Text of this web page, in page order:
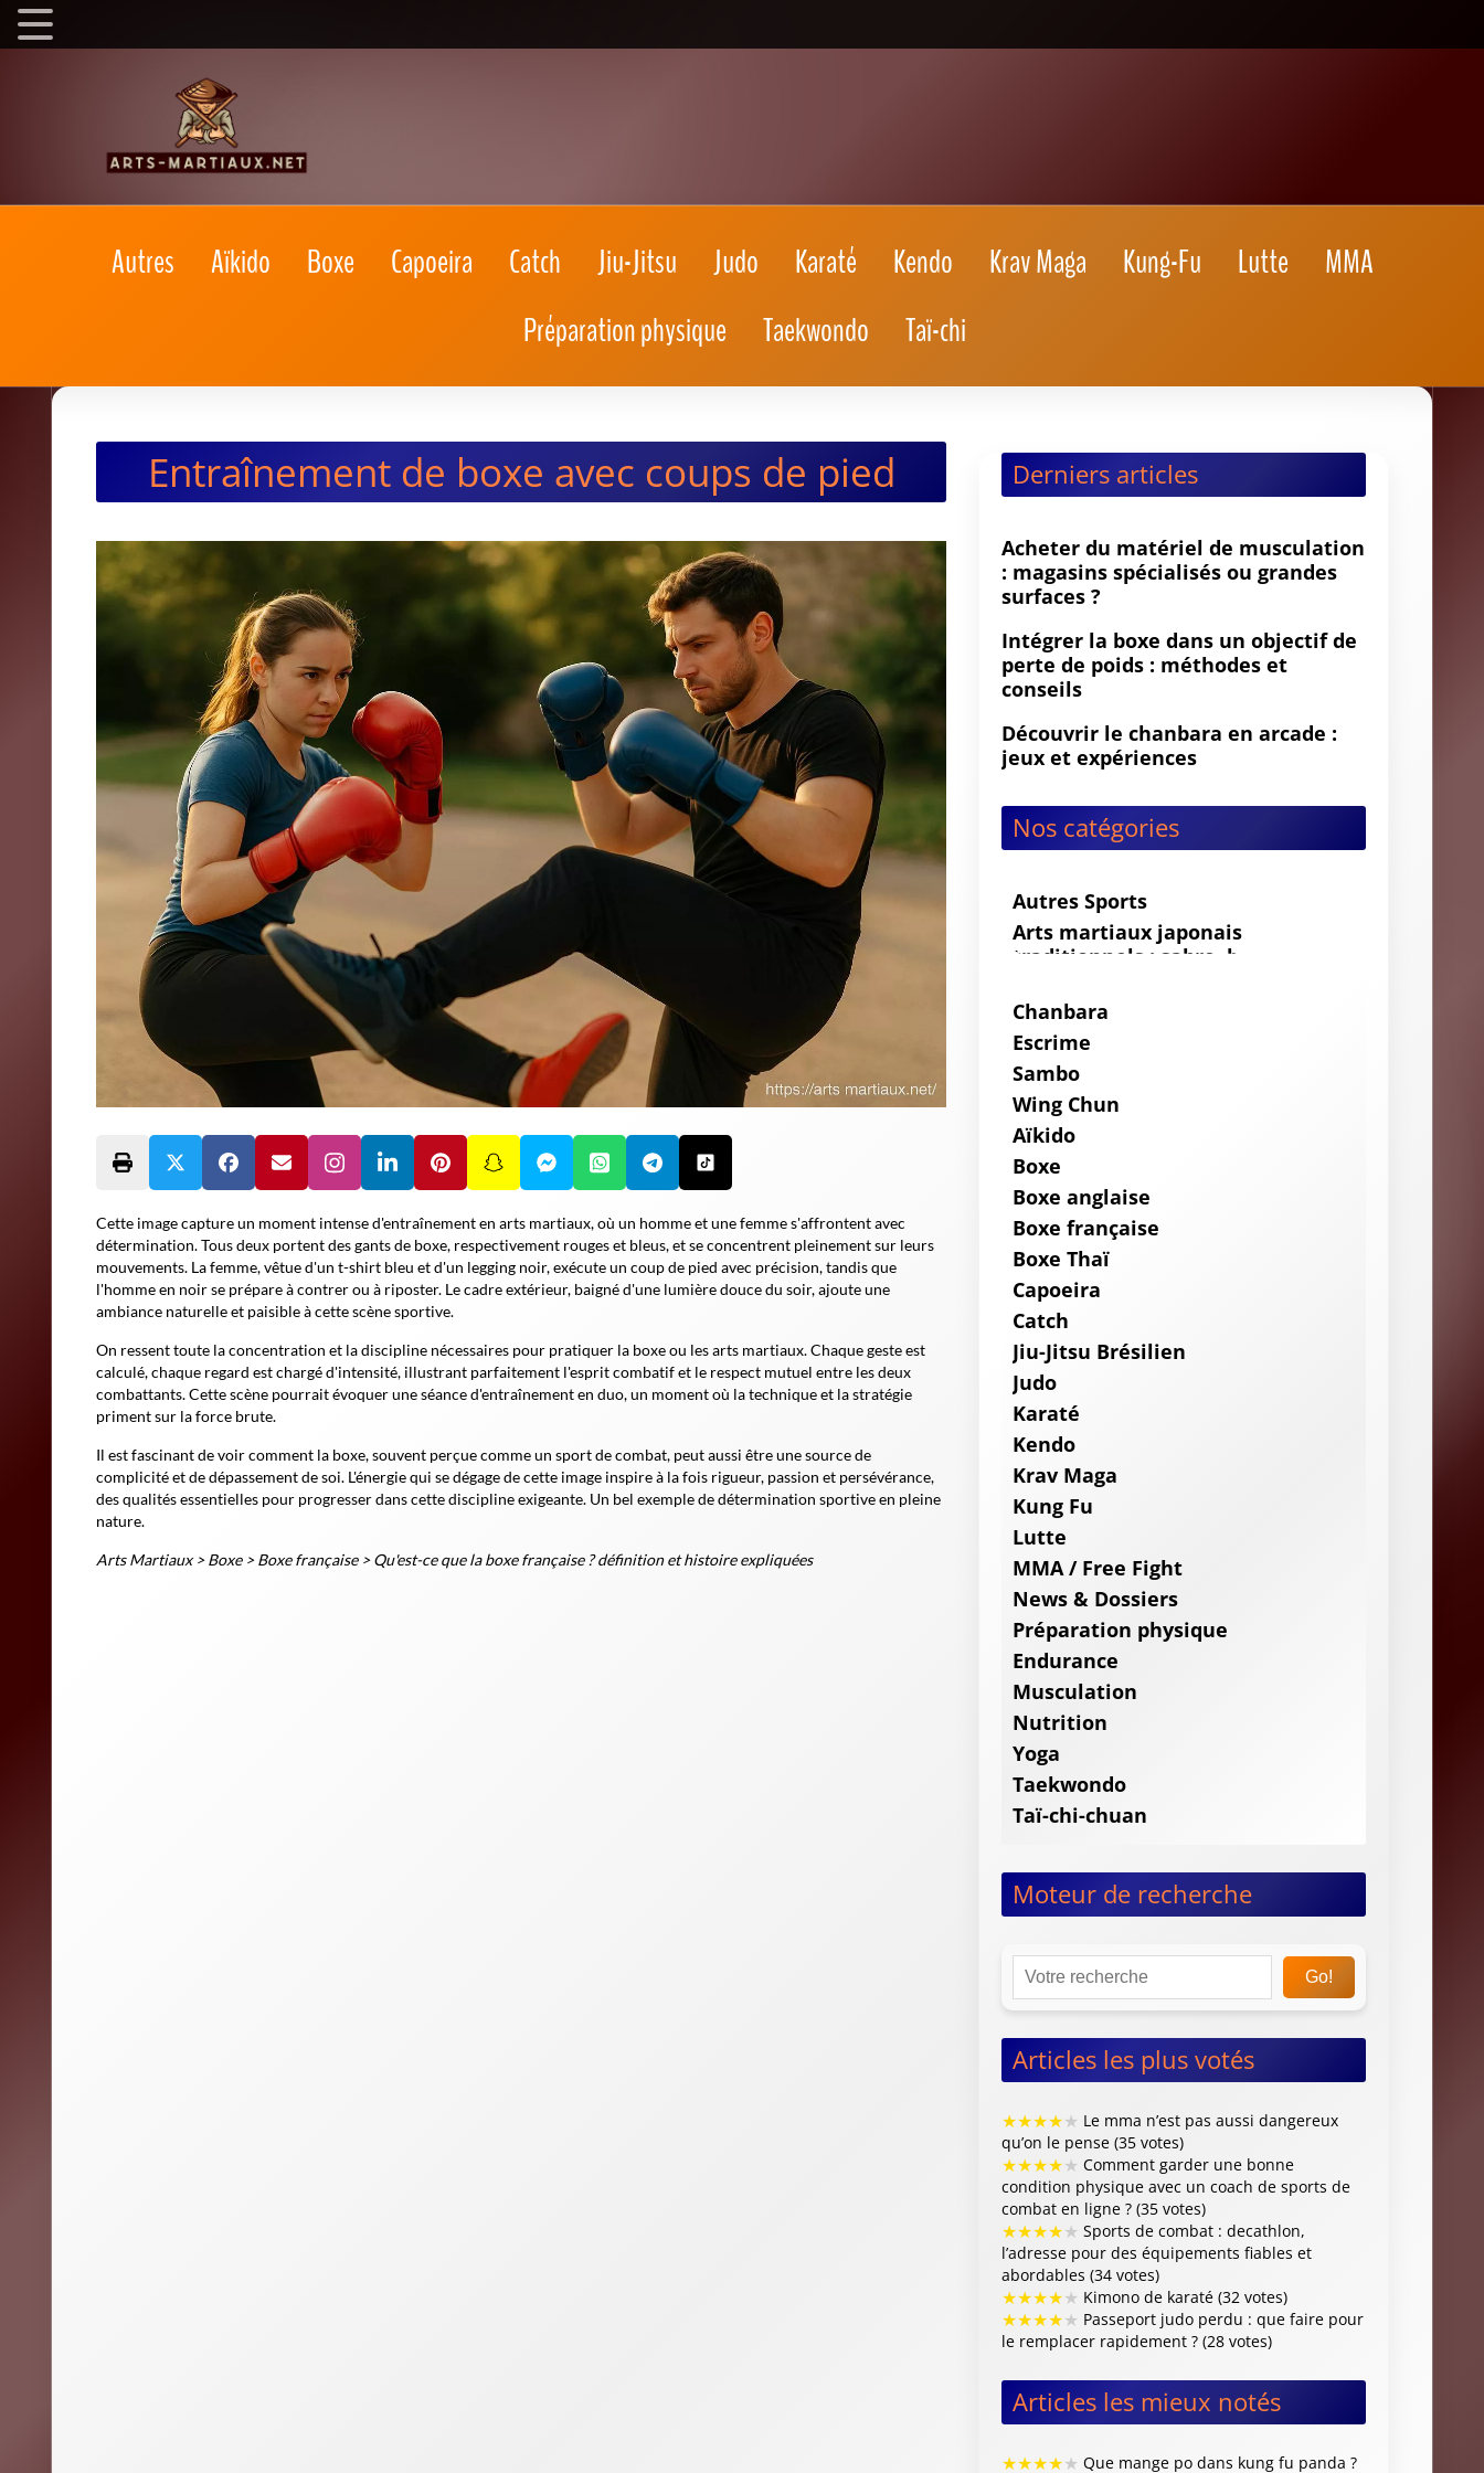
Autres Aïkido Boxe Capoeira Catch Jiu-Jitsu Judo Karaté Kendo Krav Maga Kung-Fu Lutte
MMA
Préparation physique
Taekwondo Taï-chi
Entraînement de boxe avec coups de pied
Cette image capture un moment intense d'entraînement en arts martiaux, où un homme et une femme s'affrontent avec
détermination. Tous deux portent des gants de boxe, respectivement rouges et bleus, et se concentrent pleinement sur leurs
mouvements. La femme, vêtue d'un t-shirt bleu et d'un legging noir, exécute un coup de pied avec précision, tandis que
l'homme en noir se prépare à contrer ou à riposter. Le cadre extérieur, baigné d'une lumière douce du soir, ajoute une
ambiance naturelle et paisible à cette scène sportive.
On ressent toute la concentration et la discipline nécessaires pour pratiquer la boxe ou les arts martiaux. Chaque geste est
calculé, chaque regard est chargé d'intensité, illustrant parfaitement l'esprit combatif et le respect mutuel entre les deux
combattants. Cette scène pourrait évoquer une séance d'entraînement en duo, un moment où la technique et la stratégie
priment sur la force brute.
Il est fascinant de voir comment la boxe, souvent perçue comme un sport de combat, peut aussi être une source de
complicité et de dépassement de soi. L'énergie qui se dégage de cette image inspire à la fois rigueur, passion et persévérance,
des qualités essentielles pour progresser dans cette discipline exigeante. Un bel exemple de détermination sportive en pleine
nature.
Arts Martiaux >Boxe >Boxe française >Qu'est-ce que la boxe française ? définition et histoire expliquées
Derniers articles
Acheter du matériel de musculation
: magasins spécialisés ou grandes
surfaces ?
Intégrer la boxe dans un objectif de
perte de poids : méthodes et
conseils
Découvrir le chanbara en arcade :
jeux et expériences
Nos catégories
Autres Sports
Arts martiaux japonais
traditionnels : sabre, bâton et
Chanbara
Escrime
Sambo
Wing Chun
Aïkido
Boxe
Boxe anglaise
Boxe française
Boxe Thaï
Capoeira
Catch
Jiu-Jitsu Brésilien
Judo
Karaté
Kendo
Krav Maga
Kung Fu
Lutte
MMA / Free Fight
News & Dossiers
Préparation physique
Endurance
Musculation
Nutrition
Yoga
Taekwondo
Taï-chi-chuan
Moteur de recherche
Go!
Articles les plus votés
★★★★★ Le mma n’est pas aussi dangereux
qu’on le pense (35 votes)
★★★★★ Comment garder une bonne
condition physique avec un coach de sports de
combat en ligne ? (35 votes)
★★★★★ Sports de combat : decathlon,
l’adresse pour des équipements fiables et
abordables (34 votes)
★★★★★ Kimono de karaté (32 votes)
★★★★★ Passeport judo perdu : que faire pour
le remplacer rapidement ? (28 votes)
Articles les mieux notés
★★★★★ Que mange po dans kung fu panda ?